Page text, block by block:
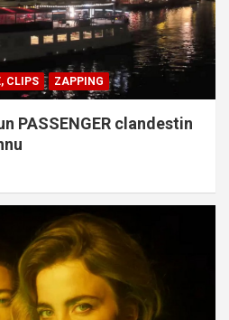
CLIPS ZAPPING
PASSENGER clandestin